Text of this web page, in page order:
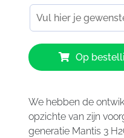
Revit
Mantis
Jacket
Black
Red
Op
We hebben de
opzichte van zijn
generatie Mantis 3